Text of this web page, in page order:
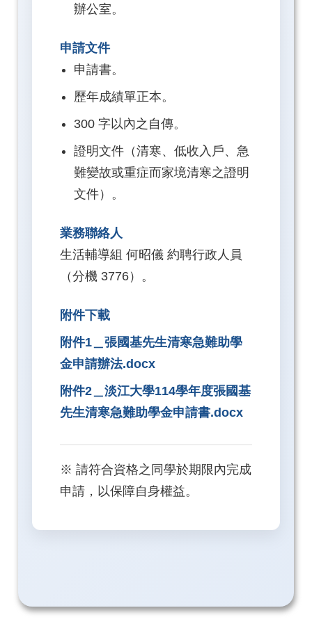
辦公室。
申請文件
申請書。
歷年成績單正本。
300 字以內之自傳。
證明文件（清寒、低收入戶、急
難變故或重症而家境清寒之證明
文件）。
業務聯絡人
生活輔導組 何昭儀 約聘行政人員
（分機 3776）。
附件下載
附件1＿張國基先生清寒急難助學
金申請辦法.docx
附件2＿淡江大學114學年度張國基
先生清寒急難助學金申請書.docx
※ 請符合資格之同學於期限內完成
申請，以保障自身權益。